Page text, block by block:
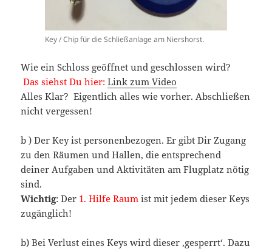
Key / Chip für die Schließanlage am Niershorst.
Wie ein Schloss geöffnet und geschlossen wird?
Das siehst Du hier:Link zum Video
Alles Klar? Eigentlich alles wie vorher. Abschließen
nicht vergessen!
b ) Der Key ist personenbezogen. Er gibt Dir Zugang
zu den Räumen und Hallen, die entsprechend
deiner Aufgaben und Aktivitäten am Flugplatz nötig
sind.
Wichtig: Der 1. Hilfe Raum ist mit jedem dieser Keys
zugänglich!
b) Bei Verlust eines Keys wird dieser ‚gesperrt‘. Dazu